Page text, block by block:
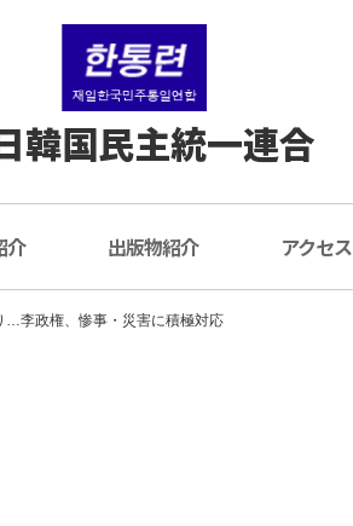
韓国民主統一連合
介 出版物紹介 アクセス
…李政権、惨事・災害に積極対応